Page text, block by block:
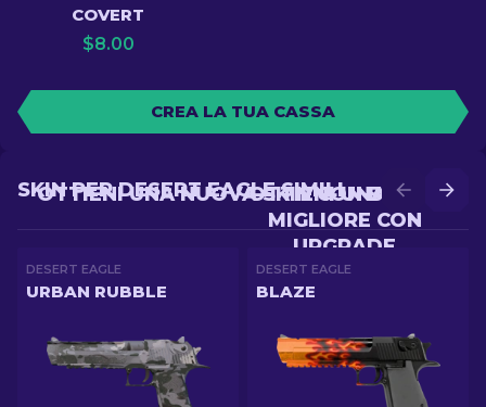
COVERT
$8.00
CREA LA TUA CASSA
OTTIENI UNA SKIN
MIGLIORE CON
UPGRADE
OTTIENI UNA NUOVA SKIN CON BATTLE
SKIN PER DESERT EAGLE SIMILI
DESERT EAGLE
URBAN RUBBLE
DESERT EAGLE
BLAZE